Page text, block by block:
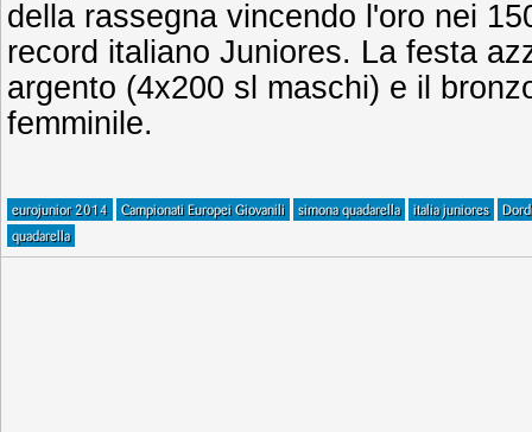
della rassegna vincendo l'oro nei
record italiano Juniores. La festa
argento (4x200 sl maschi) e il
femminile.
eurojunior 2014 Campionati Europei Giovanili simona quadarella italia juniores
quadarella